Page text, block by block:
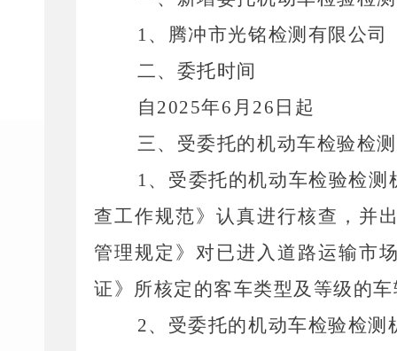
1、 腾冲市光铭检测有限公司
二、委托时间
自 2025年6月26日起
三、受委托的机动车检验检
1、 受委托的机动车检验检
查工作规范》认真进行核查，并
管理规定》对已进入道路运输市
证》所核定的客车类型及等级的
2、 受委托的机动车检验检